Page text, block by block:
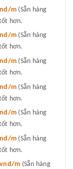
m (Sẵn hàng
hơn.
m (Sẵn hàng
hơn.
m (Sẵn hàng
hơn.
m (Sẵn hàng
hơn.
m (Sẵn hàng
hơn.
m (Sẵn hàng
hơn.
m (Sẵn hàng